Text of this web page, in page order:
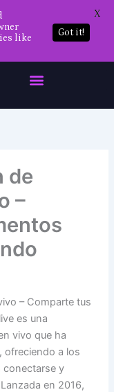
de
–
– Comparte tus
es una
vivo que ha
ofreciendo a los
conectarse y
en 2016,
like
Got it!
X